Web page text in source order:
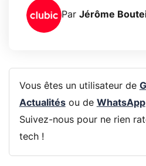
Par Jérôme
Vous êtes un utilisateur de
Actualitésou de WhatsApp
Suivez-nous pour ne rien
tech !